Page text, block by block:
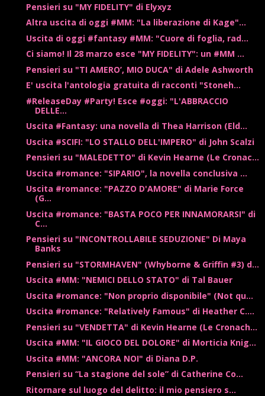
Pensieri su "MY FIDELITY" di Elyxyz
Altra uscita di oggi #MM: "La liberazione di Kage"...
Uscita di oggi #fantasy #MM: "Cuore di foglia, rad...
Ci siamo! Il 28 marzo esce "MY FIDELITY": un #MM ...
Pensieri su "TI AMERO’, MIO DUCA" di Adele Ashworth
E' uscita l'antologia gratuita di racconti "Stoneh...
#ReleaseDay #Party! Esce #oggi: "L'ABBRACCIO
DELLE...
Uscita #Fantasy: una novella di Thea Harrison (Eld...
Uscita #SCIFI: "LO STALLO DELL'IMPERO" di John Scalzi
Pensieri su "MALEDETTO" di Kevin Hearne (Le Cronac...
Uscita #romance: "SIPARIO", la novella conclusiva ...
Uscita #romance: "PAZZO D'AMORE" di Marie Force
(G...
Uscita #romance: "BASTA POCO PER INNAMORARSI" di
C...
Pensieri su "INCONTROLLABILE SEDUZIONE" Di Maya
Banks
Pensieri su "STORMHAVEN" (Whyborne & Griffin #3) d...
Uscita #MM: "NEMICI DELLO STATO" di Tal Bauer
Uscita #romance: "Non proprio disponibile" (Not qu...
Uscita #romance: "Relatively Famous" di Heather C....
Pensieri su "VENDETTA" di Kevin Hearne (Le Cronach...
Uscita #MM: "IL GIOCO DEL DOLORE" di Morticia Knig...
Uscita #MM: "ANCORA NOI" di Diana D.P.
Pensieri su “La stagione del sole” di Catherine Co...
Ritornare sul luogo del delitto: il mio pensiero s...